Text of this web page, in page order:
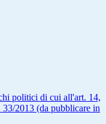
politici di cui all'art. 14,
2013 (da pubblicare in